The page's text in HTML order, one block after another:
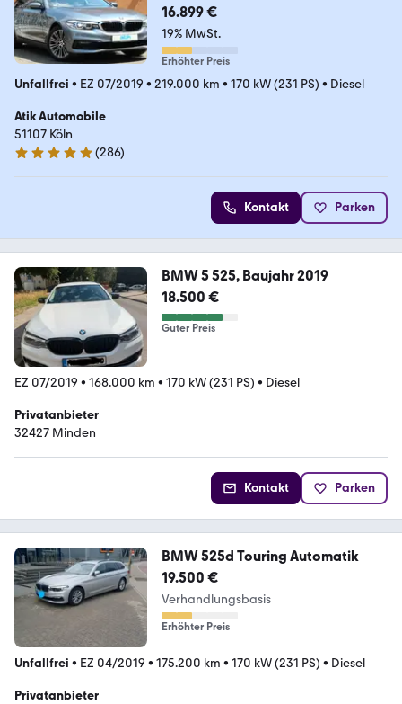
16.899 €
19% MwSt.
Erhöhter Preis
Unfallfrei • EZ 07/2019 • 219.000 km • 170 kW (231 PS) • Diesel
Atik Automobile
51107 Köln
4.9 Sterne
(286)
Kontakt Parken
BMW 5 525, Baujahr 2019
18.500 €
Guter Preis
EZ 07/2019 • 168.000 km • 170 kW (231 PS) • Diesel
Privatanbieter
32427 Minden
Kontakt Parken
BMW 525d Touring Automatik
19.500 €
Verhandlungsbasis
Erhöhter Preis
Unfallfrei • EZ 04/2019 • 175.200 km • 170 kW (231 PS) • Diesel
Privatanbieter